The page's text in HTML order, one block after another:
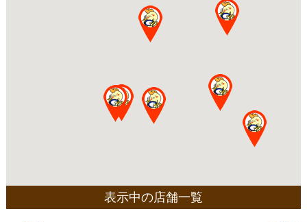
表示中の店舗一覧